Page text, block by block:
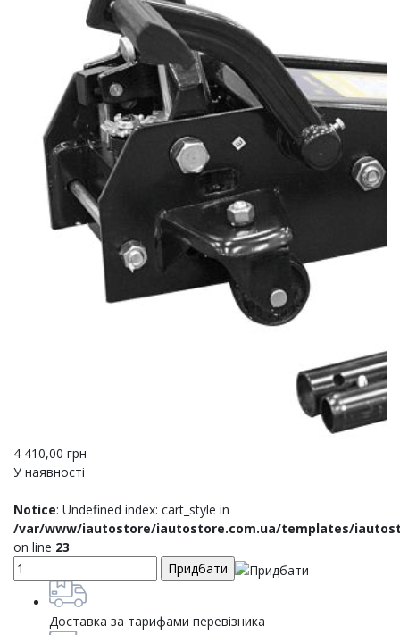
4 410,00 грн
У наявності
Notice: Undefined index: cart_style in
/var/www/iautostore/iautostore.com.ua/templates/
on line 23
Доставка за тарифами перевізника